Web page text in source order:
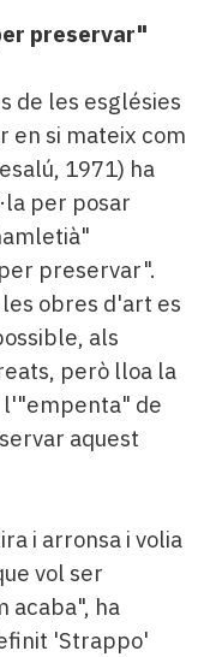
preservar"
de les esglésies
en si mateix com
1971) ha
per posar
preservar".
obres d'art es
als
però lloa la
l'"empenta" de
aquest
i arronsa i volia
vol ser
acaba", ha
'Strappo'